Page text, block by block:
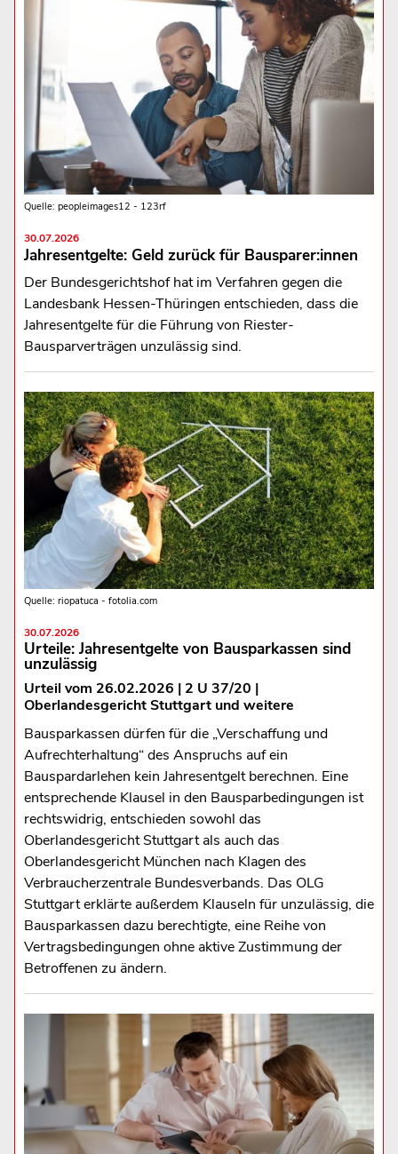
Quelle: peopleimages12 - 123rf
30.07.2026
Jahresentgelte: Geld zurück für Bausparer:innen
Der Bundesgerichtshof hat im Verfahren gegen die
Landesbank Hessen-Thüringen entschieden, dass die
Jahresentgelte für die Führung von Riester-
Bausparverträgen unzulässig sind.
Quelle: riopatuca - fotolia.com
30.07.2026
Urteile: Jahresentgelte von Bausparkassen sind
unzulässig
Urteil vom 26.02.2026 | 2 U 37/20 |
Oberlandesgericht Stuttgart und weitere
Bausparkassen dürfen für die „Verschaffung und
Aufrechterhaltung“ des Anspruchs auf ein
Bauspardarlehen kein Jahresentgelt berechnen. Eine
entsprechende Klausel in den Bausparbedingungen ist
rechtswidrig, entschieden sowohl das
Oberlandesgericht Stuttgart als auch das
Oberlandesgericht München nach Klagen des
Verbraucherzentrale Bundesverbands. Das OLG
Stuttgart erklärte außerdem Klauseln für unzulässig, die
Bausparkassen dazu berechtigte, eine Reihe von
Vertragsbedingungen ohne aktive Zustimmung der
Betroffenen zu ändern.